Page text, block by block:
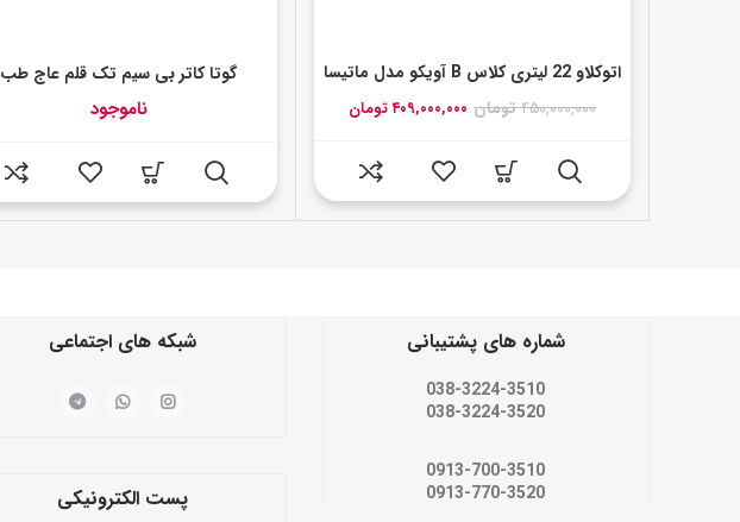
اتوکلاو 22 لیتری کلاس B آویکو مدل ماتیسا
۴۵۰,۰۰۰,۰۰۰تومان قیمت
بود.
۴۰۹,۰۰۰,۰۰۰تومان
گوتا کاتر بی سیم تک قلم عاج طب
ناموجود
شماره های پشتیبانی
038-3224-3510
038-3224-3520
0913-700-3510
0913-770-3520
شبکه های اجتماعی
پست الکترونیکی